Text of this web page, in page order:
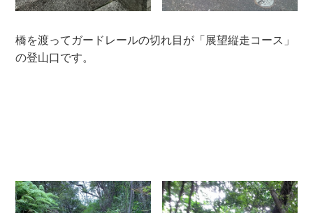
橋を渡ってガードレールの切れ目が「展望縦走コース」
の登山口です。